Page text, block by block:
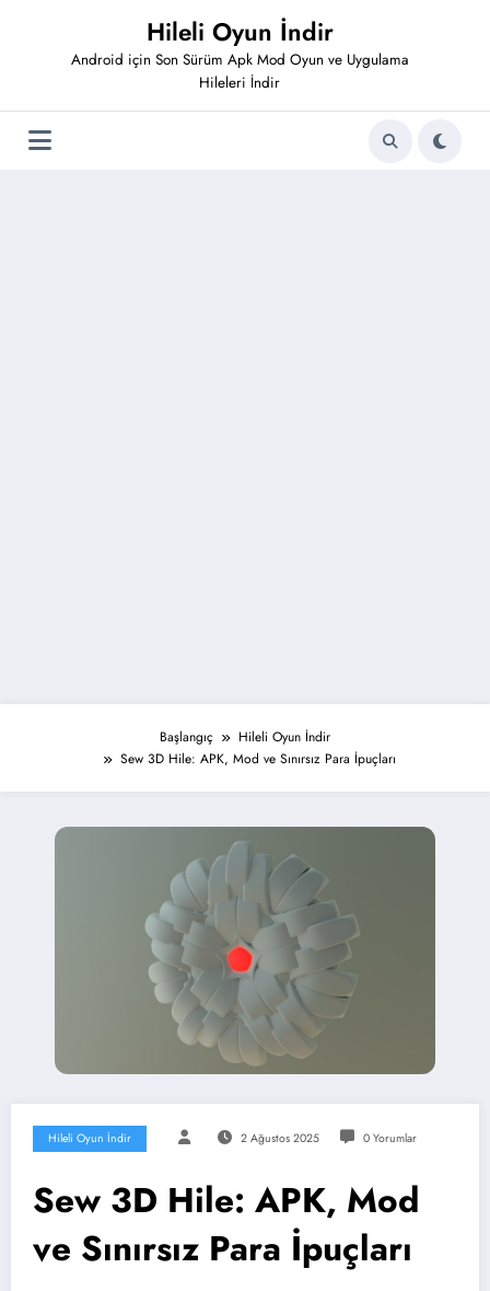
Hileli Oyun İndir
Android için Son Sürüm Apk Mod Oyun ve Uygulama
Hileleri İndir
Başlangıç
Hileli Oyun İndir
Sew 3D Hile: APK, Mod ve Sınırsız Para İpuçları
Hileli Oyun İndir 2 Ağustos 2025 0 Yorumlar
Sew 3D Hile: APK, Mod
ve Sınırsız Para İpuçları